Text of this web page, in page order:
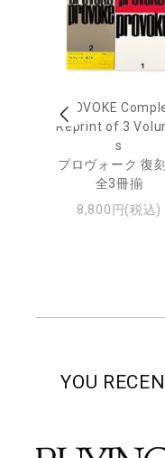
PROVOKE
Reprint of 3
s
プロヴォーク 復
全3冊揃
8,800円(税込)
YOU